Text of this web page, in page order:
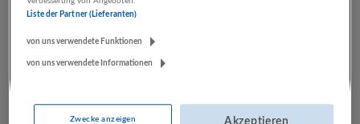
Liste der Partner (Lieferanten)
von uns verwendete Funktionen
von uns verwendete Informationen
Zwecke anzeigen Akzeptieren